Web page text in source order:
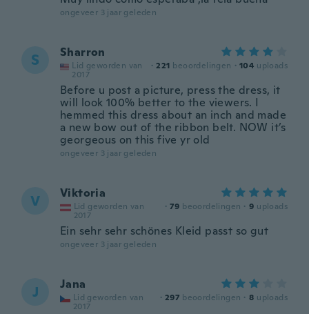
ongeveer 3 jaar geleden
S Sharron
Lid geworden van
2017
· 221 beoordelingen · 104 uploads
Before u post a picture, press the dress, it
will look 100% better to the viewers. I
hemmed this dress about an inch and made
a new bow out of the ribbon belt. NOW it’s
georgeous on this five yr old
ongeveer 3 jaar geleden
V Viktoria
Lid geworden van
2017
· 79 beoordelingen · 9 uploads
Ein sehr sehr schönes Kleid passt so gut
ongeveer 3 jaar geleden
J Jana
Lid geworden van
2017
· 297 beoordelingen · 8 uploads